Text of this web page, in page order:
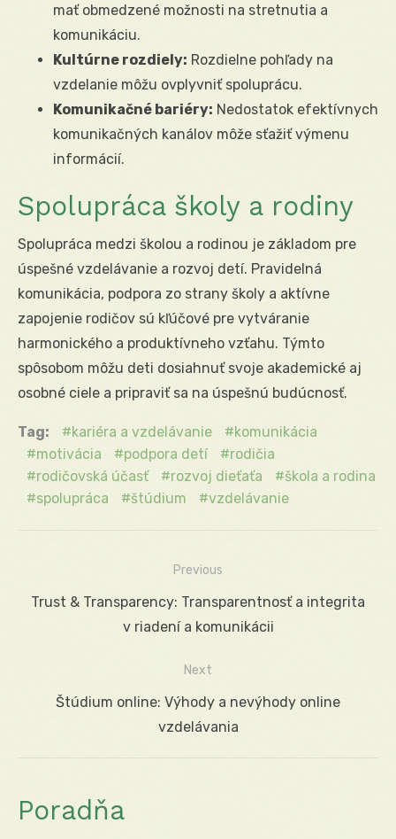
mať obmedzené možnosti na stretnutia a
komunikáciu.
Kultúrne rozdiely: Rozdielne pohľady na
vzdelanie môžu ovplyvniť spoluprácu.
Komunikačné bariéry: Nedostatok efektívnych
komunikačných kanálov môže sťažiť výmenu
informácií.
Spolupráca školy a rodiny
Spolupráca medzi školou a rodinou je základom pre
úspešné vzdelávanie a rozvoj detí. Pravidelná
komunikácia, podpora zo strany školy a aktívne
zapojenie rodičov sú kľúčové pre vytváranie
harmonického a produktívneho vzťahu. Týmto
spôsobom môžu deti dosiahnuť svoje akademické aj
osobné ciele a pripraviť sa na úspešnú budúcnosť.
Tag: kariéra a vzdelávanie
komunikácia
motivácia
podpora detí
rodičia
rodičovská účasť
rozvoj dieťaťa
škola a rodina
spolupráca
štúdium vzdelávanie
Navigácia
Previous
Previous
Trust & Transparency: Transparentnosť a integrita
v riadení a komunikácii
Next
NextŠtúdium online: Výhody a nevýhody online
vzdelávania
Poradňa